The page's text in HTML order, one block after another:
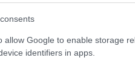
allow Google to enable storage
identifiers in apps.
μεγάλες